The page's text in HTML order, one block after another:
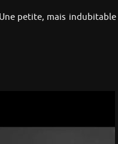
petite, mais